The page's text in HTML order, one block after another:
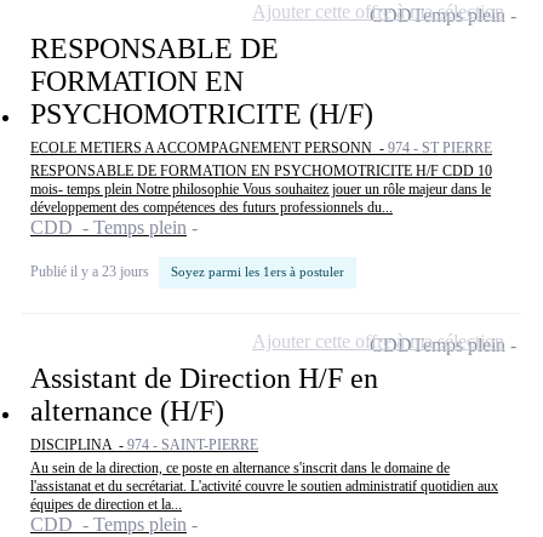
RESPONSABLE DE
FORMATION EN
PSYCHOMOTRICITE (H/F)
ECOLE METIERS A ACCOMPAGNEMENT PERSONN - 974 - ST PIERRE
RESPONSABLE DE FORMATION EN PSYCHOMOTRICITE H/F CDD 10
mois- temps plein Notre philosophie Vous souhaitez jouer un rôle majeur dans le
développement des compétences des futurs professionnels du...
CDD - Temps plein
Publié il y a 23 jours Soyez parmi les 1ers à postuler
CDDTemps plein
Ajouter cette offre à ma sélection
Assistant de Direction H/F en
alternance (H/F)
DISCIPLINA - 974 - SAINT-PIERRE
Au sein de la direction, ce poste en alternance s'inscrit dans le domaine de
l'assistanat et du secrétariat. L'activité couvre le soutien administratif quotidien aux
équipes de direction et la...
CDD - Temps plein
CDDTemps plein
Ajouter cette offre à ma sélection